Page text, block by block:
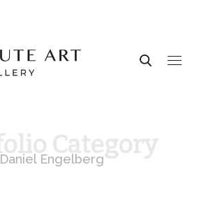
Daniel Engelberg